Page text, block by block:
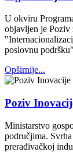
U okviru
objavljen je Poziv
poslovnu
Opširnije...
Poziv
Ministarstvo
područjima.
prerađivačkoj